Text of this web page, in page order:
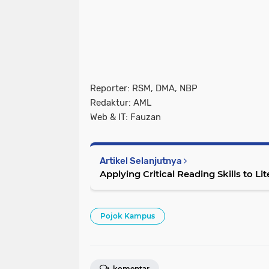
Reporter: RSM, DMA, NBP
Redaktur: AML
Web & IT: Fauzan
Artikel Selanjutnya
Applying Critical Reading Skills to
Pojok Kampus